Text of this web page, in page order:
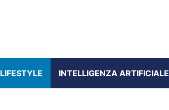
LIFESTYLE INTELLIGENZA ARTIFICIALE